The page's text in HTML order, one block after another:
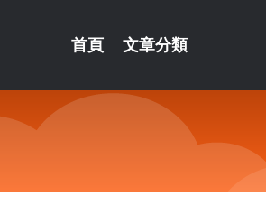
首頁 文章分類